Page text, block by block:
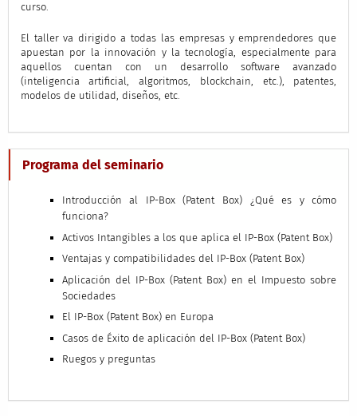
curso.
El taller va dirigido a todas las empresas y emprendedores que
apuestan por la innovación y la tecnología, especialmente para
aquellos cuentan con un desarrollo software avanzado
(inteligencia artificial, algoritmos, blockchain, etc.), patentes,
modelos de utilidad, diseños, etc.
Programa del seminario
Introducción al IP-Box (Patent Box) ¿Qué es y cómo
funciona?
Activos Intangibles a los que aplica el IP-Box (Patent Box)
Ventajas y compatibilidades del IP-Box (Patent Box)
Aplicación del IP-Box (Patent Box) en el Impuesto sobre
Sociedades
El IP-Box (Patent Box) en Europa
Casos de Éxito de aplicación del IP-Box (Patent Box)
Ruegos y preguntas